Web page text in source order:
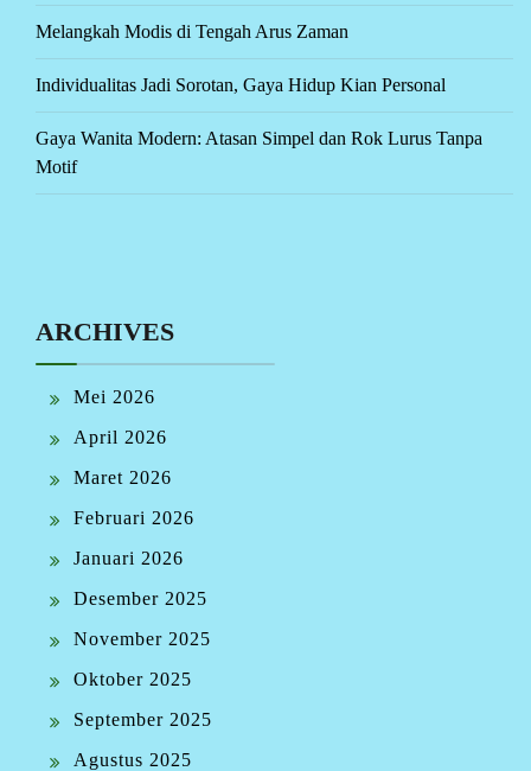
Melangkah Modis di Tengah Arus Zaman
Individualitas Jadi Sorotan, Gaya Hidup Kian Personal
Gaya Wanita Modern: Atasan Simpel dan Rok Lurus Tanpa
Motif
ARCHIVES
Mei 2026
April 2026
Maret 2026
Februari 2026
Januari 2026
Desember 2025
November 2025
Oktober 2025
September 2025
Agustus 2025